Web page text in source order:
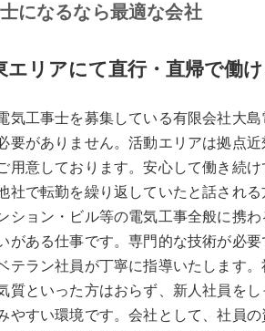
になるなら最適な会社
エリアにて直行・直帰で働
気工事士を募集している有限会社大
要がありません。活動エリアは拠点
用意しております。安心して働き続
社で転勤を繰り返していたと話され
ション・ビル等の電気工事全般に携
がある仕事です。専門的な技術が必
テラン社員が丁寧に指導いたします
質といった方はおらず、新人社員を
やすい環境です。会社として、社員